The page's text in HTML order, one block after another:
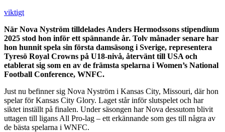
viktigt
När Nova Nyström tilldelades Anders Hermodssons stipendium
2025 stod hon inför ett spännande år. Tolv månader senare har
hon hunnit spela sin första damsäsong i Sverige, representera
Tyresö Royal Crowns på U18-nivå, återvänt till USA och
etablerat sig som en av de främsta spelarna i Women’s National
Football Conference, WNFC.
Just nu befinner sig Nova Nyström i Kansas City, Missouri, där hon
spelar för Kansas City Glory. Laget står inför slutspelet och har
siktet inställt på finalen. Under säsongen har Nova dessutom blivit
uttagen till ligans All Pro-lag – ett erkännande som ges till några av
de bästa spelarna i WNFC.